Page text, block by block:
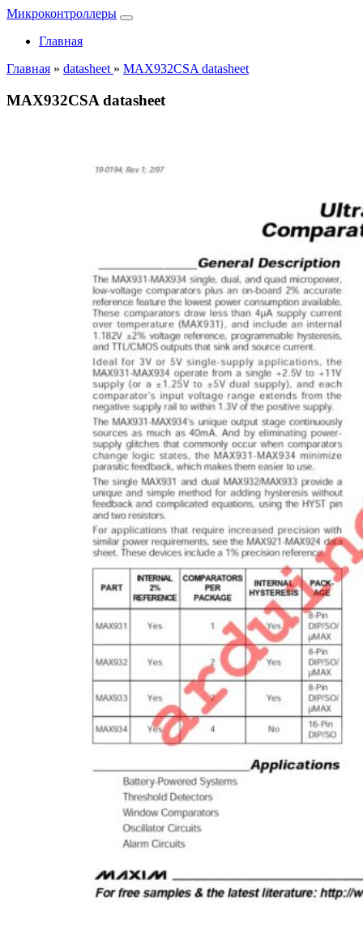
Микроконтроллеры
Главная
Главная » datasheet » MAX932CSA datasheet
MAX932CSA datasheet